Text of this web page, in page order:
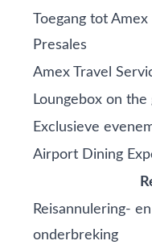
Toegang tot Amex
Presales
Amex Travel
Loungebox on the
Exclusieve
Airport Dining
Reisannulering- en
onderbreking